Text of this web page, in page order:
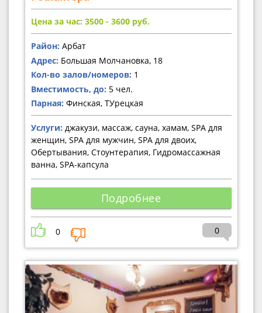
Цена за час: 3500 - 3600 руб.
Район: Арбат
Адрес: Большая Молчановка, 18
Кол-во залов/номеров: 1
Вместимость, до: 5 чел.
Парная: Финская, ТУрецкая
Услуги: джакузи, массаж, сауна, хамам, SPA для
женщин, SPA для мужчин, SPA для двоих,
Обертывания, Стоунтерапия, Гидромассажная
ванна, SPA-капсула
Подробнее
0 0